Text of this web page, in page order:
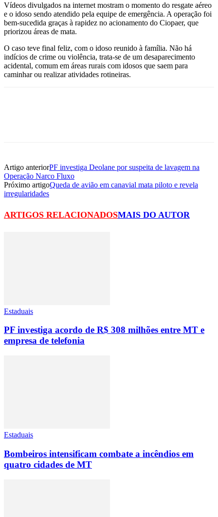
Vídeos divulgados na internet mostram o momento do resgate aéreo
e o idoso sendo atendido pela equipe de emergência. A operação foi
bem-sucedida graças à rapidez no acionamento do Ciopaer, que
priorizou áreas de mata.
O caso teve final feliz, com o idoso reunido à família. Não há
indícios de crime ou violência, trata-se de um desaparecimento
acidental, comum em áreas rurais com idosos que saem para
caminhar ou realizar atividades rotineiras.
Artigo anteriorPF investiga Deolane por suspeita de lavagem na
Operação Narco Fluxo
Próximo artigoQueda de avião em canavial mata piloto e revela
irregularidades
ARTIGOS RELACIONADOSMAIS DO AUTOR
Estaduais
PF investiga acordo de R$ 308 milhões entre MT e
empresa de telefonia
Estaduais
Bombeiros intensificam combate a incêndios em
quatro cidades de MT